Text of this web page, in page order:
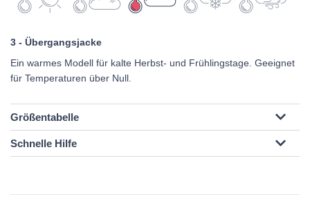
3 - Übergangsjacke
Ein warmes Modell für kalte Herbst- und Frühlingstage. Geeignet
für Temperaturen über Null.
Größentabelle
Schnelle Hilfe